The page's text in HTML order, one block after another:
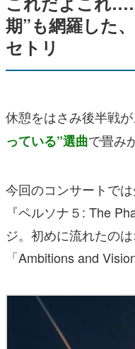
期”も網羅した
セトリ
休憩をはさみ後半戦
っている”選曲で畳み
今回のコンサートで
『ペルソナ５: The
ジ。初めに流れたの
「Ambitions and